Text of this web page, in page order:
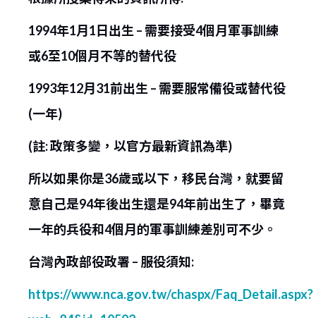
1994年1月1日出生 – 需要接受4個月軍事訓練
或6至10個月不等的替代役
1993年12月31前出生 – 需要服常備役或替代役
(一年)
(註: 政策多變，以官方最新資訊為準)
所以如果你是36歲或以下，移民台灣，就要留
意自己是94年後出生還是94年前出生了，畢竟
一年的兵役和4個月的軍事訓練差別可不少。
台灣內政部役政署 – 服役須知:
https://www.nca.gov.tw/chaspx/Faq_Detail.aspx?